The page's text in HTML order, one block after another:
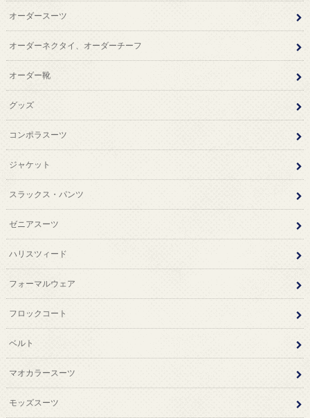
オーダースーツ
オーダーネクタイ、オーダーチーフ
オーダー靴
グッズ
コンポラスーツ
ジャケット
スラックス・パンツ
ゼニアスーツ
ハリスツィード
フォーマルウェア
フロックコート
ベルト
マオカラースーツ
モッズスーツ